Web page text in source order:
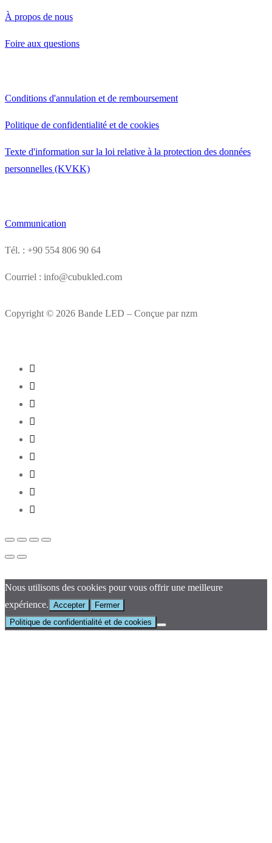
À propos de nous
Foire aux questions
Conditions d'annulation et de remboursement
Politique de confidentialité et de cookies
Texte d'information sur la loi relative à la protection des données
personnelles (KVKK)
Communication
Tél. : +90 554 806 90 64
Courriel : info@cubukled.com
Copyright © 2026 Bande LED – Conçue par nzm
Nous utilisons des cookies pour vous offrir une meilleure
expérience. Accepter
Fermer
Politique de confidentialité et de cookies